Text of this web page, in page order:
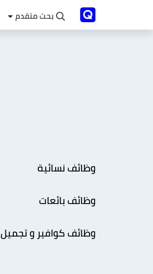
بحث متقدم
وظائف نسائية
وظائف بائعات
وظائف كوافير و تجميل